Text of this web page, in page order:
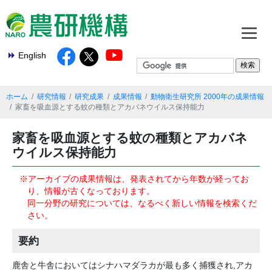
English
ホーム 研究情報 研究成果 成果情報
動物衛生研究所 2000年の成果情報
家畜を吸血源とする蚊の種類とアカバネウイルス保持能力
家畜を吸血源とする蚊の種類とアカバネ
ウイルス保持能力
※アーカイブの成果情報は、発表されてから年数が経ってお
り、情報が古くなっております。
同一分野の研究については、なるべく新しい情報を検索くだ
さい。
要約
鹿舎と牛舎においてはシナハマダラカが最も多く捕獲され,アカ